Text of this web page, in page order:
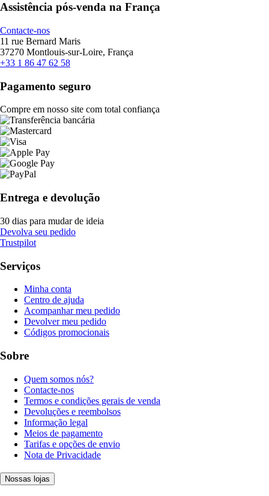
Assistência pós-venda na França
Contacte-nos
11 rue Bernard Maris
37270 Montlouis-sur-Loire, França
+33 1 86 47 62 58
Pagamento seguro
Compre em nosso site com total confiança
Entrega e devolução
30 dias para mudar de ideia
Devolva seu pedido
Trustpilot
Serviços
Minha conta
Centro de ajuda
Acompanhar meu pedido
Devolver meu pedido
Códigos promocionais
Sobre
Quem somos nós?
Contacte-nos
Termos e condições gerais de venda
Devoluções e reembolsos
Informação legal
Meios de pagamento
Tarifas e opções de envio
Nota de Privacidade
Nossas lojas